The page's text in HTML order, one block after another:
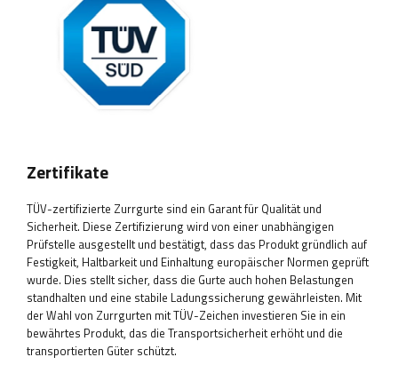
Zertifikate
TÜV-zertifizierte Zurrgurte sind ein Garant für Qualität und
Sicherheit. Diese Zertifizierung wird von einer unabhängigen
Prüfstelle ausgestellt und bestätigt, dass das Produkt gründlich auf
Festigkeit, Haltbarkeit und Einhaltung europäischer Normen geprüft
wurde. Dies stellt sicher, dass die Gurte auch hohen Belastungen
standhalten und eine stabile Ladungssicherung gewährleisten. Mit
der Wahl von Zurrgurten mit TÜV-Zeichen investieren Sie in ein
bewährtes Produkt, das die Transportsicherheit erhöht und die
transportierten Güter schützt.